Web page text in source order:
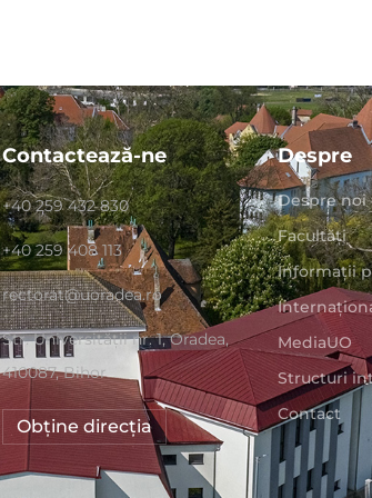
Contactează-ne
+40 259 432 830
+40 259 408 113
rectorat@uoradea.ro
Str. Universităţii nr. 1, Oradea,
410087, Bihor
Obține direcția
Despre
Despre noi
Facultăți
Informații
MediaUO
Structuri
Contact